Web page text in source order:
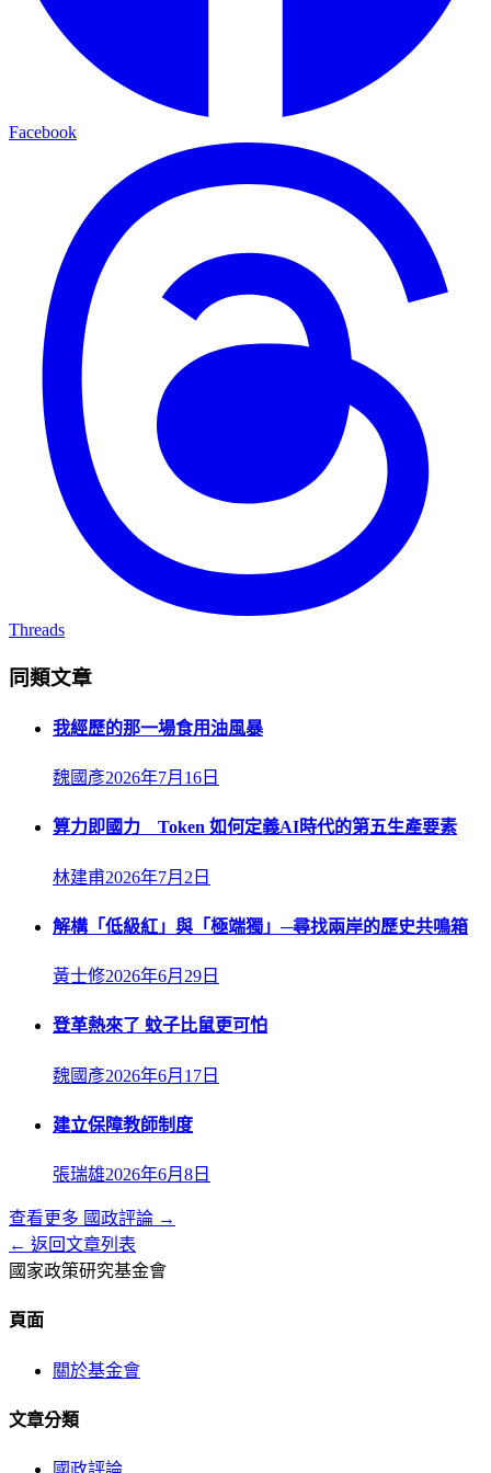
Facebook
Threads
同類文章
我經歷的那一場食用油風暴
魏國彥2026年7月16日
算力即國力 Token 如何定義AI時代的第五生產要素
林建甫2026年7月2日
解構「低級紅」與「極端獨」─尋找兩岸的歷史共鳴箱
黃士修2026年6月29日
登革熱來了 蚊子比鼠更可怕
魏國彥2026年6月17日
建立保障教師制度
張瑞雄2026年6月8日
查看更多 國政評論 →
← 返回文章列表
國家政策研究基金會
頁面
關於基金會
文章分類